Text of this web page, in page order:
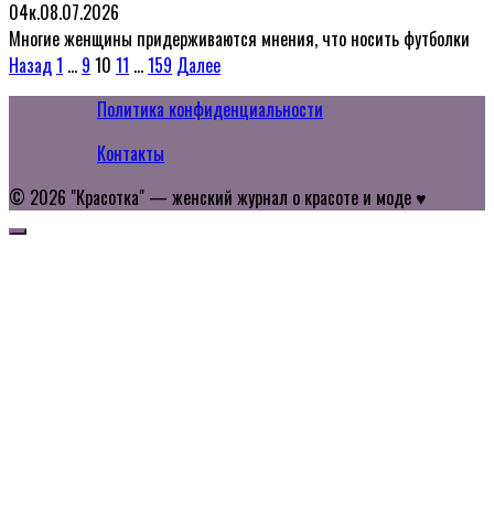
04к.08.07.2026
Многие женщины придерживаются мнения, что носить футболки
Пагинация
записей
Назад1 … 9 10 11 …159 Далее
Политика конфиденциальности
Контакты
© 2026 "Красотка" — женский журнал о красоте и моде ♥